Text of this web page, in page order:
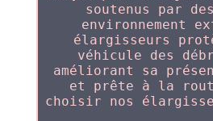
soutenus par
environnement
élargisseurs
véhicule des
améliorant sa
et prête à la
choisir nos